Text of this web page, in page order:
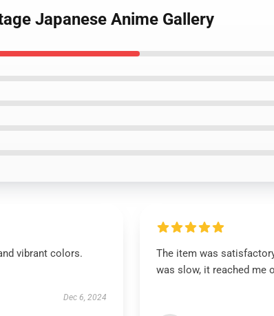
Japanese Anime Gallery
vibrant colors.
Dec 6, 2024
The item was
was slow, it reached me